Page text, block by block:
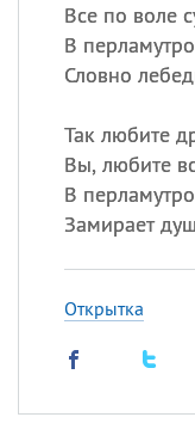
Все по воле
В
Словно
Так любите
Вы, любите
В
Замирает
Открытка